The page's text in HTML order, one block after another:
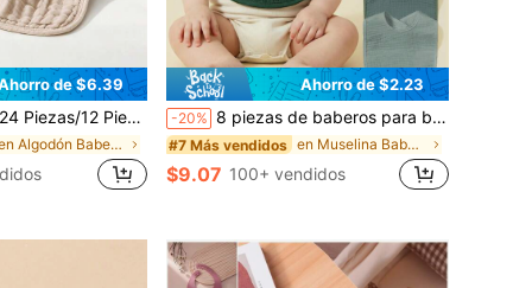
de $6.39
bebé - 100% algodón ultra suave - Paños de lavado para bebé grandes de 20" x 10" súper absorbentes para babas y regurgitaciones - Paños para bebé
en Algodón Baberos y paños para eructar para bebés
Ahorro de $2.23
-20% 8 piezas de baberos para bebé, 100% de algodón suave de muselina, baberos para babear con cierre ajustable de broches, esenciales para recién nacidos, niños y niñas
#7 Más vendidos en Muselina Baberos y paños para eructar para bebé
$9.07 100+ vendidos